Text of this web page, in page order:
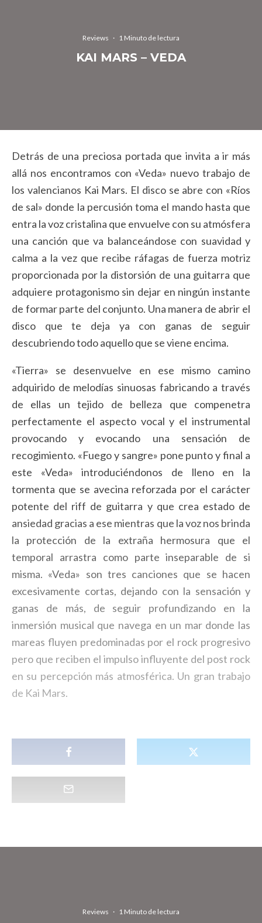
Reviews · 1 Minuto de lectura
KAI MARS – VEDA
Detrás de una preciosa portada que invita a ir más
allá nos encontramos con «Veda» nuevo trabajo de
los valencianos Kai Mars. El disco se abre con «Ríos
de sal» donde la percusión toma el mando hasta que
entra la voz cristalina que envuelve con su atmósfera
una canción que va balanceándose con suavidad y
calma a la vez que recibe ráfagas de fuerza motriz
proporcionada por la distorsión de una guitarra que
adquiere protagonismo sin dejar en ningún instante
de formar parte del conjunto. Una manera de abrir el
disco que te deja ya con ganas de seguir
descubriendo todo aquello que se viene encima.
«Tierra» se desenvuelve en ese mismo camino
adquirido de melodías sinuosas fabricando a través
de ellas un tejido de belleza que compenetra
perfectamente el aspecto vocal y el instrumental
provocando y evocando una sensación de
recogimiento. «Fuego y sangre» pone punto y final a
este «Veda» introduciéndonos de lleno en la
tormenta que se avecina reforzada por el carácter
potente del riff de guitarra y que crea estado de
ansiedad gracias a ese mientras que la voz nos brinda
la protección de la extraña hermosura que el
temporal arrastra como parte inseparable de si
misma. «Veda» son tres canciones que se hacen
excesivamente cortas, dejando con la sensación y
ganas de más, de seguir profundizando en la
inmersión musical que navega en un mar donde las
mareas fluyen predominadas por el rock progresivo
pero que reciben el impulso influyente del post rock
en su percepción más atmosférica. Un gran trabajo
de Kai Mars.
Reviews · 1 Minuto de lectura